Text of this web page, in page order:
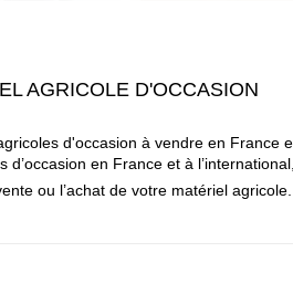
AGRICOLE D'OCCASION
d'occasion à vendre en France
en France et à
ou l’achat de votre matériel agricole.